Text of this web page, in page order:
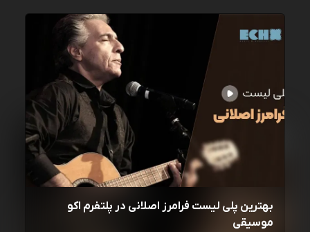
بهترین پلی لیست فرامرز اصلانی در پلتفرم اکو
موسیقی